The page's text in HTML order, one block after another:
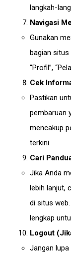
langkah-
Navigasi
Gunakan
bagian situs
“Profil”,
Cek
Pastikan
pembaruan
mencakup
terkini.
Cari
Jika Anda
lebih lanjut,
di situs
lengkap
Logout
Jangan